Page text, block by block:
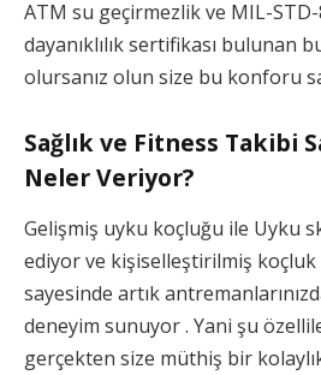
ATM su geçirmezlik ve MIL-
dayanıklılık sertifikası bulunan
olursanız olun size bu konforu
Sağlık ve Fitness Takibi
Neler Veriyor?
Gelişmiş uyku koçluğu ile Uyku
ediyor ve kişiselleştirilmiş
sayesinde artık
deneyim sunuyor . Yani şu
gerçekten size müthiş bir